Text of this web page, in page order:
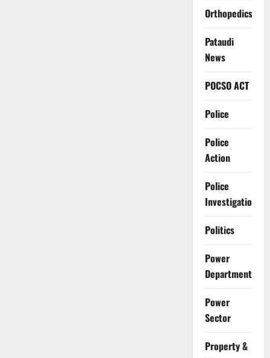
Orthopedics
Pataudi
News
POCSO ACT
Police
Police
Action
Police
Investigation
Politics
Power
Department
Power
Sector
Property &